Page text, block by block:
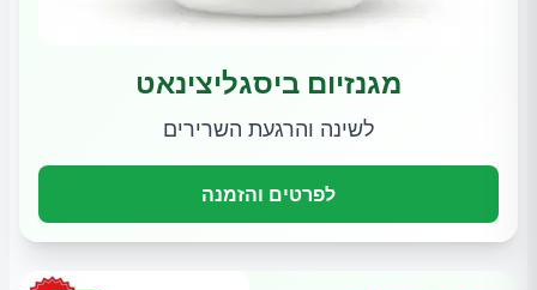
מגנזיום ביסגליצינאט
לשינה והרגעת השרירים
לפרטים והזמנה